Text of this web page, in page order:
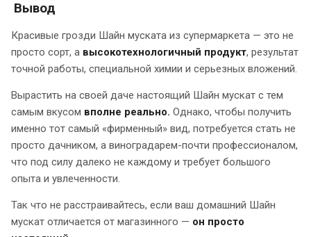
Вывод
Красивые грозди Шайн муската из супермаркета — это не
просто сорт, а высокотехнологичный продукт, результат
точной работы, специальной химии и серьезных вложений.
Вырастить на своей даче настоящий Шайн мускат с тем
самым вкусом вполне реально. Однако, чтобы получить
именно тот самый «фирменный» вид, потребуется стать не
просто дачником, а виноградарем-почти профессионалом,
что под силу далеко не каждому и требует большого
опыта и увлеченности.
Так что не расстраивайтесь, если ваш домашний Шайн
мускат отличается от магазинного — он просто